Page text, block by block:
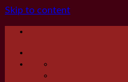
Skip to content